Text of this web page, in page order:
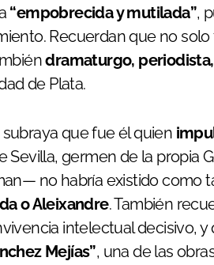
“empobrecida y mutilada”,
Recuerdan que no
dramaturgo,
de Plata.
que fue él quien
Sevilla, germen de la propia
no habría existido como
o Aleixandre. También
intelectual decisivo,
Mejías”, una de las